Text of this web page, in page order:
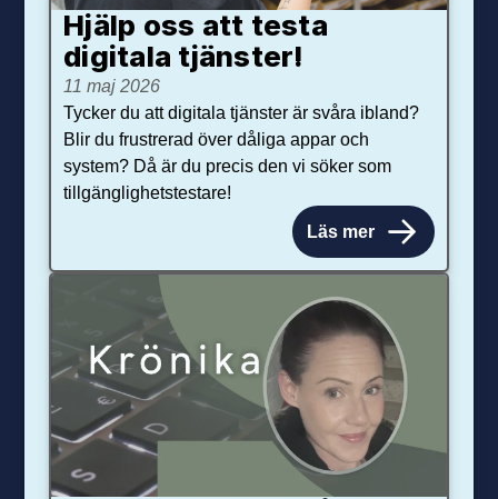
Hjälp oss att testa
digitala tjänster!
11 maj 2026
Tycker du att digitala tjänster är svåra ibland?
Blir du frustrerad över dåliga appar och
system? Då är du precis den vi söker som
tillgänglighetstestare!
Läs mer